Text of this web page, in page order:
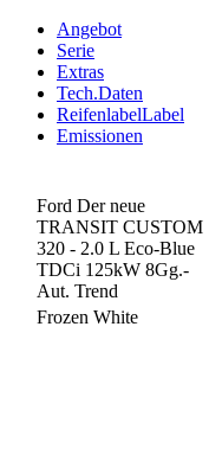
Angebot
Serie
Extras
Tech.Daten
ReifenlabelLabel
Emissionen
Ford Der neue
TRANSIT CUSTOM
320 - 2.0 L Eco-Blue
TDCi 125kW 8Gg.-
Aut. Trend
Frozen White